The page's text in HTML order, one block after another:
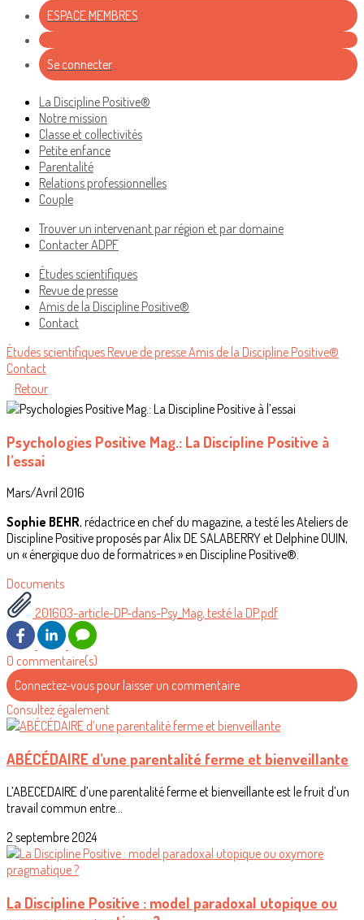
ESPACE MEMBRES
Se connecter
La Discipline Positive®
Notre mission
Classe et collectivités
Petite enfance
Parentalité
Relations professionnelles
Couple
Trouver un intervenant par région et par domaine
Contacter ADPF
Études scientifiques
Revue de presse
Amis de la Discipline Positive®
Contact
Études scientifiques Revue de presseAmis de la Discipline Positive®
Contact
Retour
Psychologies Positive Mag.: La Discipline Positive à
l’essai
Mars/Avril 2016
Sophie BEHR, rédactrice en chef du magazine, a testé les Ateliers de
Discipline Positive proposés par Alix DE SALABERRY et Delphine OUIN,
un « énergique duo de formatrices » en Discipline Positive®.
Documents
201603-article-DP-dans-Psy_Mag, testé la DP.pdf
0 commentaire(s)
Connectez-vous pour laisser un commentaire
Consultez également
ABÉCÉDAIRE d’une parentalité ferme et bienveillante
L’ABECEDAIRE d’une parentalité ferme et bienveillante est le fruit d’un
travail commun entre...
2 septembre 2024
La Discipline Positive : model paradoxal utopique ou